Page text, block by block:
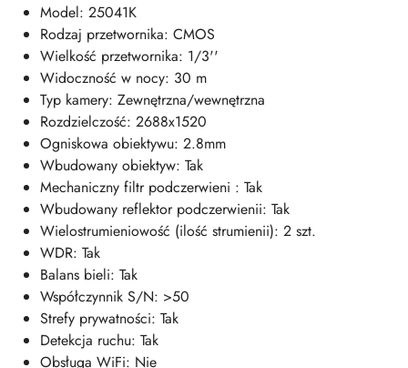
Model: 25041K
Rodzaj przetwornika: CMOS
Wielkość przetwornika: 1/3''
Widoczność w nocy: 30 m
Typ kamery: Zewnętrzna/wewnętrzna
Rozdzielczość: 2688x1520
Ogniskowa obiektywu: 2.8mm
Wbudowany obiektyw: Tak
Mechaniczny filtr podczerwieni : Tak
Wbudowany reflektor podczerwienii: Tak
Wielostrumieniowość (ilość strumienii): 2 szt.
WDR: Tak
Balans bieli: Tak
Współczynnik S/N: >50
Strefy prywatności: Tak
Detekcja ruchu: Tak
Obsługa WiFi: Nie